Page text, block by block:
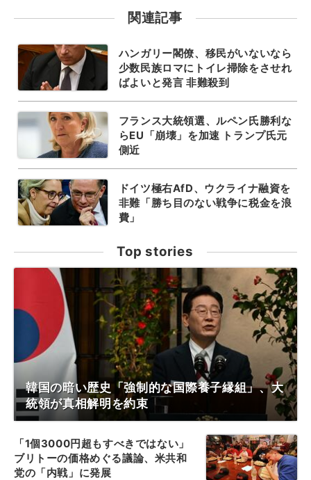
関連記事
ハンガリー閣僚、移民がいないなら
少数民族ロマにトイレ掃除をさせれ
ばよいと発言 非難殺到
フランス大統領選、ルペン氏勝利な
らEU「崩壊」を加速 トランプ氏元
側近
ドイツ極右AfD、ウクライナ融資を
非難「勝ち目のない戦争に税金を浪
費」
Top stories
韓国の暗い歴史「強制的な国際養子縁組」、大
統領が真相解明を約束
「1個3000円超もすべきではない」
ブリトーの価格めぐる議論、米共和
党の「内戦」に発展